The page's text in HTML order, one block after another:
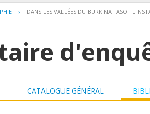
› DANS LES VALLÉES DU BURKINA FASO :
CATALOGUE GÉNÉRAL